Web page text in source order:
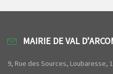
MAIRIE DE VAL
9, Rue des Sources, Loubaresse,